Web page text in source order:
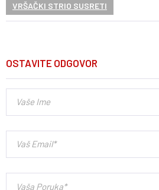
VRŠAČKI STRIO SUSRETI
OSTAVITE ODGOVOR